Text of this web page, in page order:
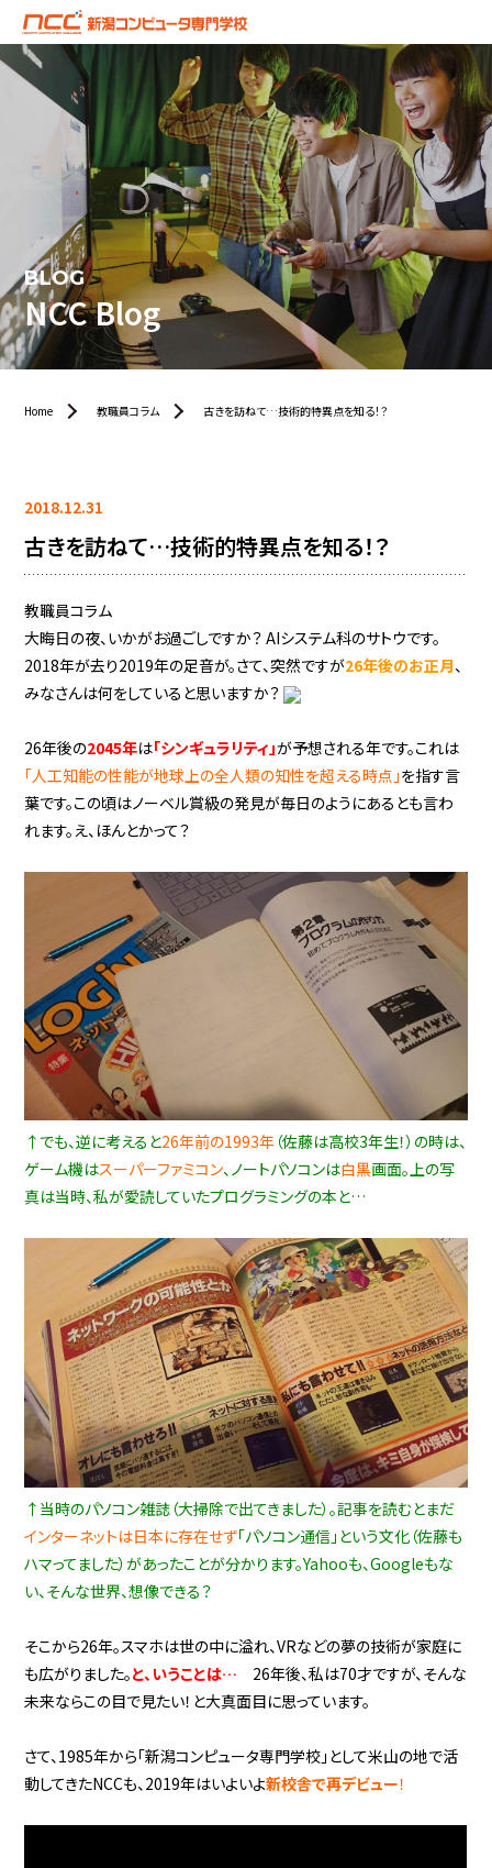
BLOG
NCC Blog
Home 教職員コラム 古きを訪ねて…技術的特異点を知る！？
2018.12.31
古きを訪ねて…技術的特異点を知る！？
教職員コラム
大晦日の夜、いかがお過ごしですか？ AIシステム科のサトウです。
2018年が去り2019年の足音が。さて、突然ですが26年後のお正月、
みなさんは何をしていると思いますか？
26年後の2045年は「シンギュラリティ」が予想される年です。これは
「人工知能の性能が地球上の全人類の知性を超える時点」を指す言
葉です。この頃はノーベル賞級の発見が毎日のようにあるとも言わ
れます。え、ほんとかって？
↑でも、逆に考えると26年前の1993年 （佐藤は高校3年生！）の時は、
ゲーム機はスーパーファミコン、ノートパソコンは白黒画面。上の写
真は当時、私が愛読していたプログラミングの本と…
↑当時のパソコン雑誌（大掃除で出てきました）。記事を読むとまだ
インターネットは日本に存在せず「パソコン通信」という文化（佐藤も
ハマってました）があったことが分かります。Yahooも、Googleもな
い、そんな世界、想像できる？
そこから26年。スマホは世の中に溢れ、VRなどの夢の技術が家庭に
も広がりました。と、いうことは… 26年後、私は70才ですが、そんな
未来ならこの目で見たい！と大真面目に思っています。
さて、1985年から「新潟コンピュータ専門学校」として米山の地で活
動してきたNCCも、2019年はいよいよ新校舎で再デビュー！